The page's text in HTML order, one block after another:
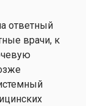
ответный
врачи, к